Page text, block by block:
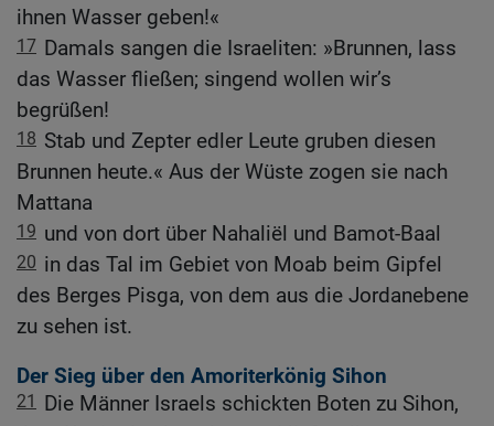
ihnen Wasser geben!«
17 Damals sangen die Israeliten: »Brunnen, lass
das Wasser fließen; singend wollen wir’s
begrüßen!
18 Stab und Zepter edler Leute gruben diesen
Brunnen heute.« Aus der Wüste zogen sie nach
Mattana
19 und von dort über Nahaliël und Bamot-Baal
20 in das Tal im Gebiet von Moab beim Gipfel
des Berges Pisga, von dem aus die Jordanebene
zu sehen ist.
Der Sieg über den Amoriterkönig Sihon
21 Die Männer Israels schickten Boten zu Sihon,